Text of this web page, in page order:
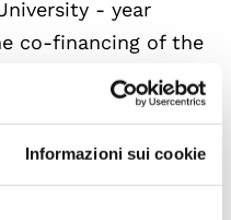
Informazioni sui cookie
- year
co-financing of the
Studies and
organised